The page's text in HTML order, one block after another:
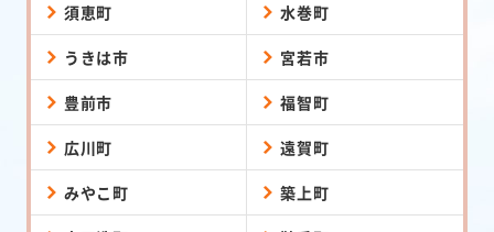
須恵町 水巻町
うきは市 宮若市
豊前市 福智町
広川町 遠賀町
みやこ町 築上町